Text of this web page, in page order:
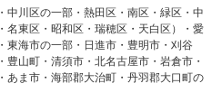
中川区の一部・熱田区・南区・緑区・中
名東区・昭和区・瑞穂区・天白区）・愛
東海市の一部・日進市・豊明市・刈谷
山町・清須市・北名古屋市・岩倉市・
あま市・海部郡大治町・丹羽郡大口町の